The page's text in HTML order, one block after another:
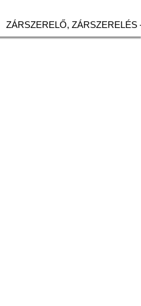
ZÁRSZERELŐ, ZÁRSZERELÉS